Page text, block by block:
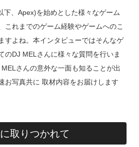
下、Apex)を始めとした様々なゲーム
これまでのゲーム経験やゲームへのこ
すよね。本インタビューではそんなゲ
のDJ MELさんに様々な質問を行いま
さんの意外な一面も知ることが出
お写真共に 取材内容をお届けします
取りつかれて